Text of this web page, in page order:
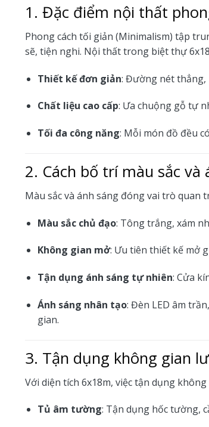
1. Đặc điểm nội thất
Phong cách tối giản (Minimalism) tập
sẽ, tiện nghi. Nội thất trong biệt thự
Thiết kế đơn giản: Đường nét thẳng,
Chất liệu cao cấp: Ưa chuộng gỗ tự
Tối đa công năng: Mỗi món đồ đều
2. Cách bố trí màu sắc và
Màu sắc và ánh sáng đóng vai trò quan
Màu sắc chủ đạo: Tông trắng, xám
Không gian mở: Ưu tiên thiết kế mở
Tận dụng ánh sáng tự nhiên: Cửa
Ánh sáng nhân tạo: Đèn LED âm
gian.
3. Tận dụng không gian
Với diện tích 6x18m, việc tận dụng
Tủ âm tường: Tận dụng hốc tường,